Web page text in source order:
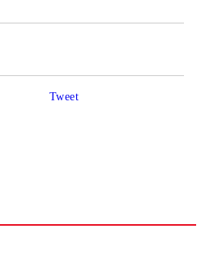
Tweet